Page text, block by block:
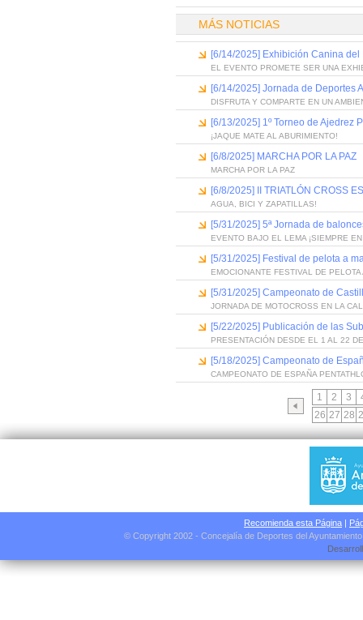
MÁS NOTICIAS
[6/14/2025] Exhibición Canina
EL EVENTO PROMETE SER UNA
[6/14/2025] Jornada de Deportes
DISFRUTA Y COMPARTE EN UN
[6/13/2025] 1º Torneo de Ajedrez
¡JAQUE MATE AL ABURIMIENTO!
[6/8/2025] MARCHA POR LA PAZ
MARCHA POR LA PAZ
[6/8/2025] II TRIATLÓN CROSS
AGUA, BICI Y ZAPATILLAS!
[5/31/2025] 5ª Jornada de
EVENTO BAJO EL LEMA ¡SIEMPRE
[5/31/2025] Festival de pelota a
EMOCIONANTE FESTIVAL DE
[5/31/2025] Campeonato de
JORNADA DE MOTOCROSS EN LA
[5/22/2025] Publicación de las
PRESENTACIÓN DESDE EL 1 AL 22
[5/18/2025] Campeonato de
CAMPEONATO DE ESPAÑA
1 2 3
26 27 28
Recomienda esta Página |
© Copyright 2002 - Concejalía de Deportes del